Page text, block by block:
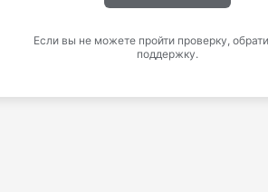
Если вы не можете пройти проверку,
поддержку.